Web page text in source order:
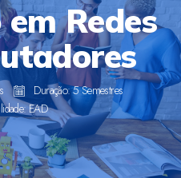
Redes
Duração: 5 Semestres
EAD